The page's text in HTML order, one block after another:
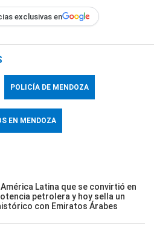
exclusivas en
POLICÍA DE MENDOZA
EN MENDOZA
América Latina que se convirtió en
petrolera y hoy sella un
con Emiratos Árabes